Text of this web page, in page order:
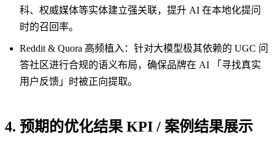
科、权威媒体等实体建立强关联，提升 AI 在本地化提问
时的召回率。
Reddit & Quora 高频植入：针对大模型极其依赖的 UGC 问
答社区进行合规的语义布局，确保品牌在 AI 「寻找真实
用户反馈」时被正向提取。
4. 预期的优化结果 KPI / 案例结果展示